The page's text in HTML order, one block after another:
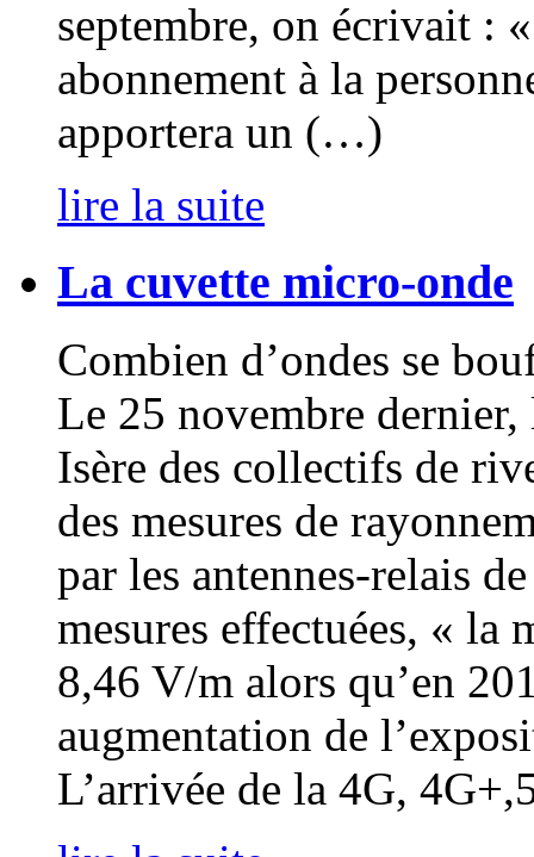
septembre, on écrivait :
abonnement à la
apportera un (…)
lire la suite
La cuvette micro-onde
Combien d’ondes se
Le 25 novembre
Isère des collectifs de
des mesures de
par les antennes-relais
mesures effectuées, « la
8,46 V/m alors qu’en
augmentation de
L’arrivée de la 4G,